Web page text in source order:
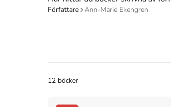
Författare Ann-Marie Ekengren
12 böcker